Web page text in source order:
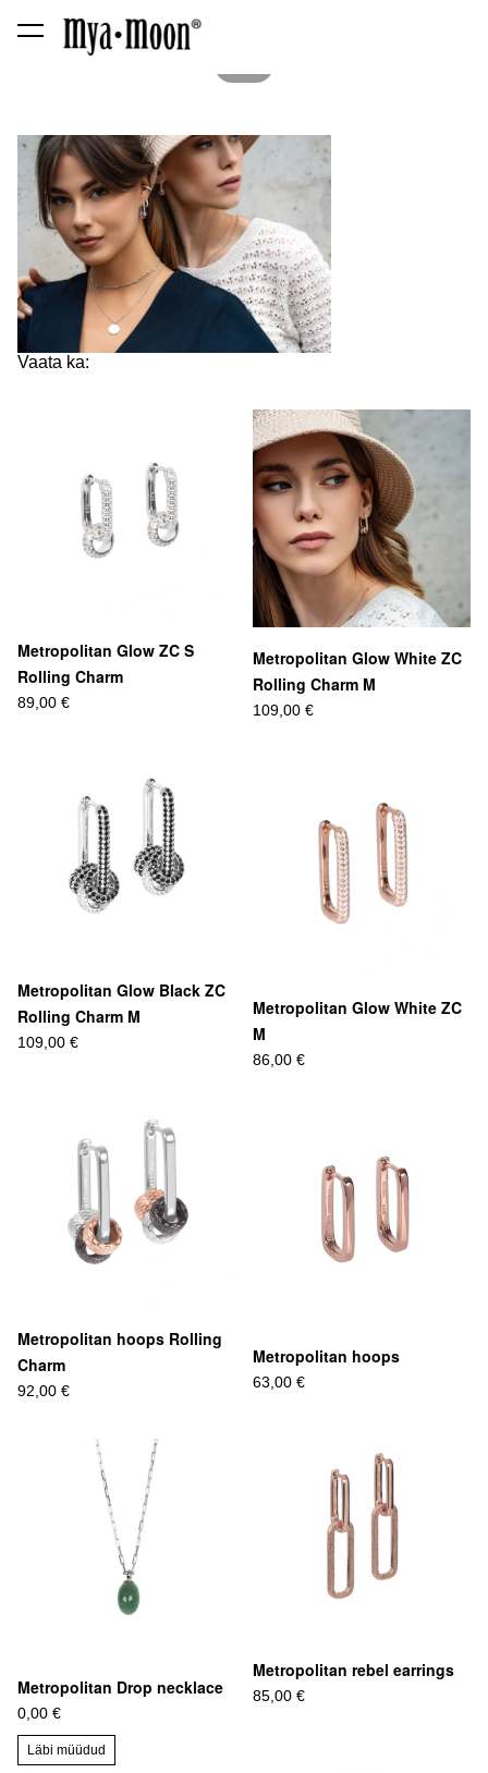
lisati ostukorvi.
Vaata ka:
Metropolitan Glow ZC S
Rolling Charm
89,00 €
Metropolitan Glow White ZC
Rolling Charm M
109,00 €
Metropolitan Glow Black ZC
Rolling Charm M
109,00 €
Metropolitan Glow White ZC
M
86,00 €
Metropolitan hoops Rolling
Charm
92,00 €
Metropolitan hoops
63,00 €
Metropolitan rebel earrings
85,00 €
Metropolitan Drop necklace
0,00 €
Läbi müüdud